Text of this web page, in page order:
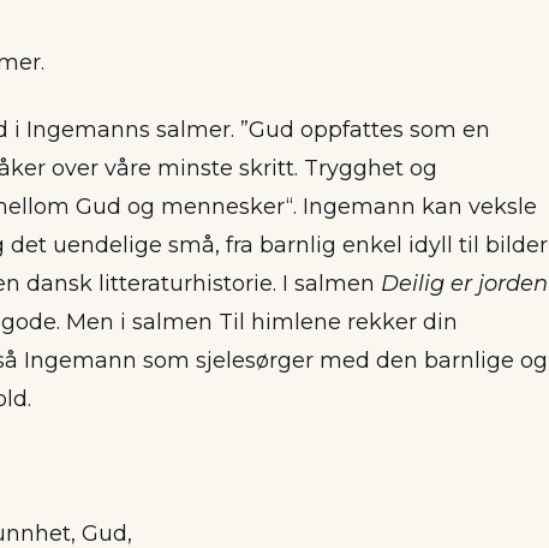
Ingemanns salmer. ”Gud oppfattes som en
over våre minste skritt. Trygghet og
Gud og mennesker“. Ingemann kan veksle
det uendelige små, fra barnlig enkel idyll til bilder
dansk litteraturhistorie. I salmen Deilig er jorden
Men i salmen Til himlene rekker din
Ingemann som sjelesørger med den barnlige og
Gud,